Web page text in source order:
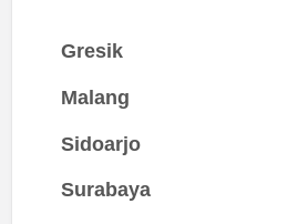
Gresik
Malang
Sidoarjo
Surabaya